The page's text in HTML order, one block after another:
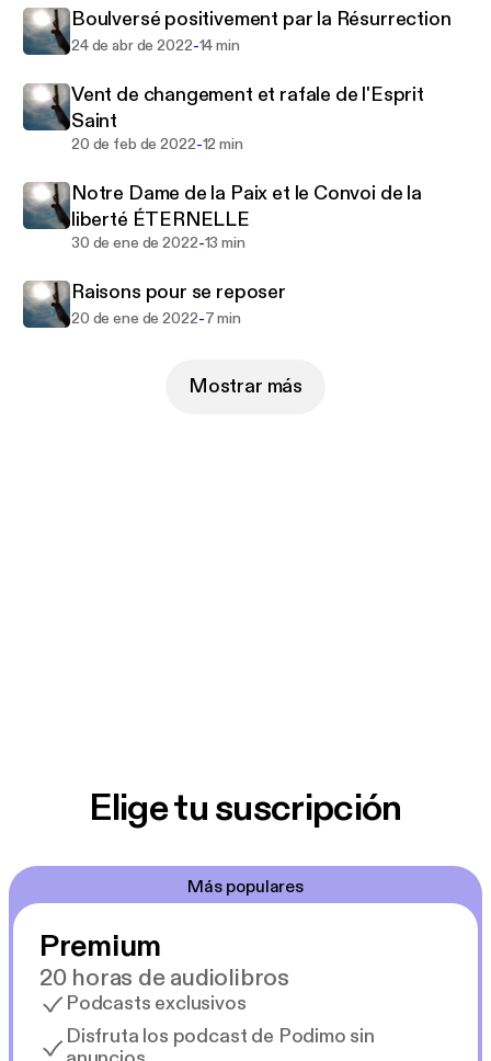
Boulversé positivement par la Résurrection
24 de abr de 2022-14 min
Vent de changement et rafale de l'Esprit
Saint
20 de feb de 2022-12 min
Notre Dame de la Paix et le Convoi de la
liberté ÉTERNELLE
30 de ene de 2022-13 min
Raisons pour se reposer
20 de ene de 2022-7 min
Mostrar más
Elige tu suscripción
Más populares
Premium
20 horas de audiolibros
Podcasts exclusivos
Disfruta los podcast de Podimo sin